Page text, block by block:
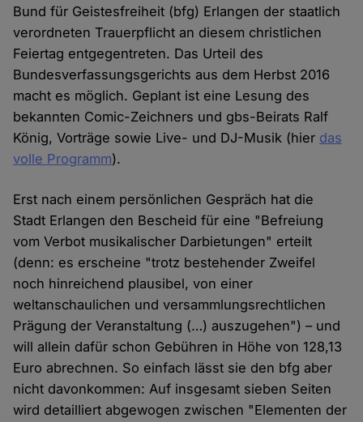
Bund für Geistesfreiheit (bfg) Erlangen der staatlich
verordneten Trauerpflicht an diesem christlichen
Feiertag entgegentreten. Das Urteil des
Bundesverfassungsgerichts aus dem Herbst 2016
macht es möglich. Geplant ist eine Lesung des
bekannten Comic-Zeichners und gbs-Beirats Ralf
König, Vorträge sowie Live- und DJ-Musik (hier das
volle Programm).
Erst nach einem persönlichen Gespräch hat die
Stadt Erlangen den Bescheid für eine "Befreiung
vom Verbot musikalischer Darbietungen" erteilt
(denn: es erscheine "trotz bestehender Zweifel
noch hinreichend plausibel, von einer
weltanschaulichen und versammlungsrechtlichen
Prägung der Veranstaltung (…) auszugehen") – und
will allein dafür schon Gebühren in Höhe von 128,13
Euro abrechnen. So einfach lässt sie den bfg aber
nicht davonkommen: Auf insgesamt sieben Seiten
wird detailliert abgewogen zwischen "Elementen der